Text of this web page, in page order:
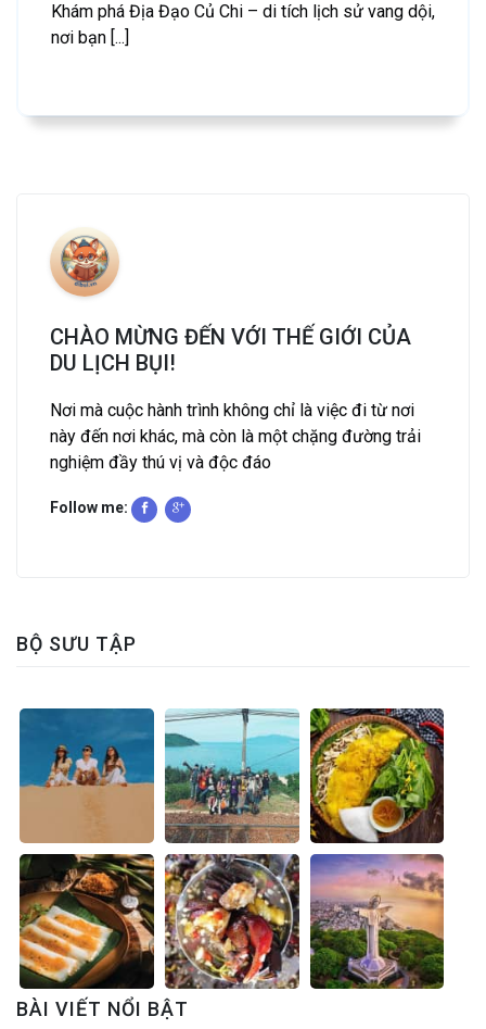
Khám phá Địa Đạo Củ Chi – di tích lịch sử vang dội,
nơi bạn [...]
CHÀO MỪNG ĐẾN VỚI THẾ GIỚI CỦA
DU LỊCH BỤI!
Nơi mà cuộc hành trình không chỉ là việc đi từ nơi
này đến nơi khác, mà còn là một chặng đường trải
nghiệm đầy thú vị và độc đáo
Follow me:
BỘ SƯU TẬP
BÀI VIẾT NỔI BẬT